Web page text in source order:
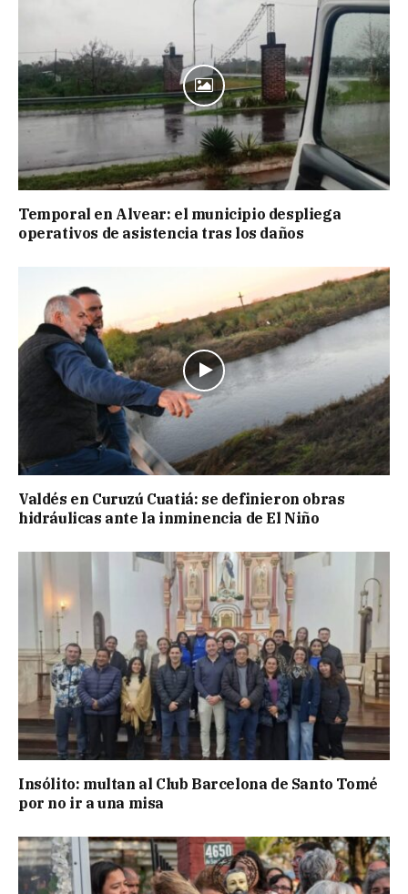
Temporal en Alvear: el municipio despliega
operativos de asistencia tras los daños
Valdés en Curuzú Cuatiá: se definieron obras
hidráulicas ante la inminencia de El Niño
Insólito: multan al Club Barcelona de Santo Tomé
por no ir a una misa